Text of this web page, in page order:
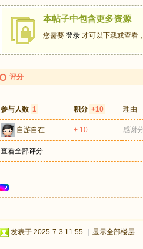
本帖子中包含更多资源
您需要 登录 才可以下载或查看
评分
参与人数 1 积分 +10 理由
自游自在 + 10 感谢
查看全部评分
发表于 2025-7-3 11:55 显示全部楼层